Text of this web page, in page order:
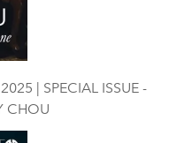
| SPECIAL ISSUE -
CHOU